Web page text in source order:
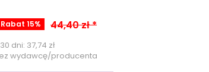
Rabat 15% 44,40 zł *
dni: 37,74 zł
wydawcę/producenta